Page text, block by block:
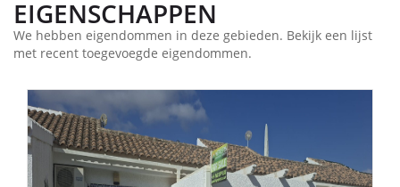
EIGENSCHAPPEN
We hebben eigendommen in deze gebieden. Bekijk een lijst
met recent toegevoegde eigendommen.